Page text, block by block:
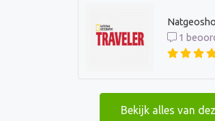
1
Bekijk alles van